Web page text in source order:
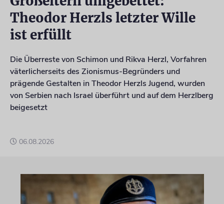
Theodor Herzls letzter Wille
ist erfüllt
Die Überreste von Schimon und Rikva Herzl, Vorfahren
väterlicherseits des Zionismus-Begründers und
prägende Gestalten in Theodor Herzls Jugend, wurden
von Serbien nach Israel überführt und auf dem Herzlberg
beigesetzt
06.08.2026